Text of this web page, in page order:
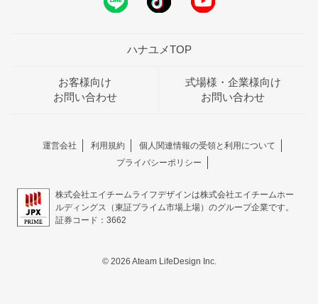
ハナユメTOP
お客様向け
お問い合わせ
式場様・企業様向け
お問い合わせ
運営会社 利用規約
個人関連情報の受領と利用について
プライバシーポリシー
株式会社エイチームライフデザインは株式会社エイチームホー
ルディングス（東証プライム市場上場）のグループ企業です。
証券コード：3662
© 2026 Ateam LifeDesign Inc.